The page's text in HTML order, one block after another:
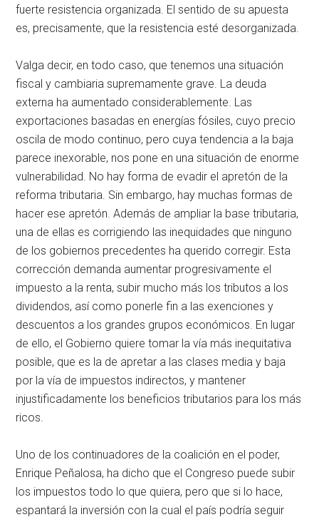
fuerte resistencia organizada. El sentido de su apuesta
es, precisamente, que la resistencia esté desorganizada.
Valga decir, en todo caso, que tenemos una situación
fiscal y cambiaria supremamente grave. La deuda
externa ha aumentado considerablemente. Las
exportaciones basadas en energías fósiles, cuyo precio
oscila de modo continuo, pero cuya tendencia a la baja
parece inexorable, nos pone en una situación de enorme
vulnerabilidad. No hay forma de evadir el apretón de la
reforma tributaria. Sin embargo, hay muchas formas de
hacer ese apretón. Además de ampliar la base tributaria,
una de ellas es corrigiendo las inequidades que ninguno
de los gobiernos precedentes ha querido corregir. Esta
corrección demanda aumentar progresivamente el
impuesto a la renta, subir mucho más los tributos a los
dividendos, así como ponerle fin a las exenciones y
descuentos a los grandes grupos económicos. En lugar
de ello, el Gobierno quiere tomar la vía más inequitativa
posible, que es la de apretar a las clases media y baja
por la vía de impuestos indirectos, y mantener
injustificadamente los beneficios tributarios para los más
ricos.
Uno de los continuadores de la coalición en el poder,
Enrique Peñalosa, ha dicho que el Congreso puede subir
los impuestos todo lo que quiera, pero que si lo hace,
espantará la inversión con la cual el país podría seguir